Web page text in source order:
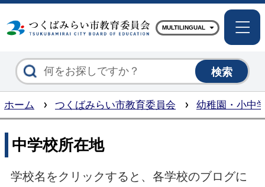
つく
MULTILINGUAL
ホーム つくばみらい市教育委員会 幼稚園・小中
中学校所在地
学校名をクリックすると、各学校のブログに